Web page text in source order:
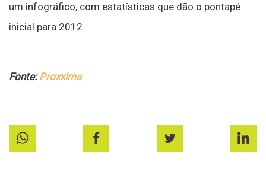
um infográfico, com estatísticas que dão o pontapé
inicial para 2012.
Fonte:Proxxima